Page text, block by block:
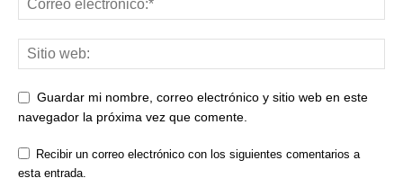
Guardar mi nombre, correo electrónico y sitio web en este
navegador la próxima vez que comente.
Recibir un correo electrónico con los siguientes comentarios a
esta entrada.